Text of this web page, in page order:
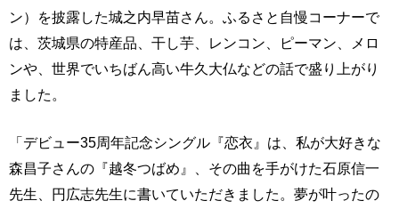
ン）を披露した城之内早苗さん。ふるさと自慢コーナーで
は、茨城県の特産品、干し芋、レンコン、ピーマン、メロ
ンや、世界でいちばん高い牛久大仏などの話で盛り上がり
ました。
「デビュー35周年記念シングル『恋衣』は、私が大好きな
森昌子さんの『越冬つばめ』、その曲を手がけた石原信一
先生、円広志先生に書いていただきました。夢が叶ったの